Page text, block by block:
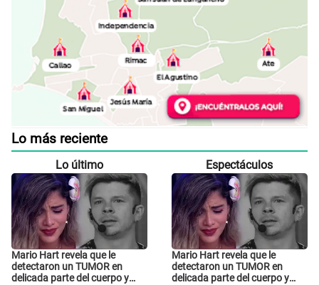
Lo más reciente
Lo último
Mario Hart revela que le
detectaron un TUMOR en
delicada parte del cuerpo y
Espectáculos
Mario Hart revela que le
detectaron un TUMOR en
delicada parte del cuerpo y